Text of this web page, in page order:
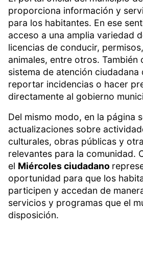
proporciona información y
para los habitantes. En ese
acceso a una amplia variedad
licencias de conducir,
animales, entre otros. También
sistema de atención ciudadana
reportar incidencias o hacer
directamente al gobierno
Del mismo modo, en la página
actualizaciones sobre
culturales, obras públicas y
relevantes para la comunidad.
el Miércoles ciudadano
oportunidad para que los
participen y accedan de
servicios y programas que el
disposición.